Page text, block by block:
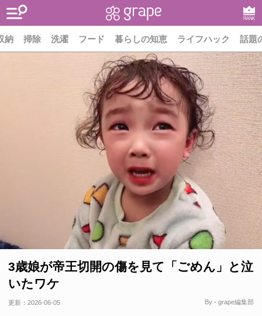
RANK
納 掃除 洗濯 フード 暮らしの知恵 ライフハック 話題
3歳娘が帝王切開の傷を見て「ごめん」と泣
いたワケ
更新： 2026-06-05 By - grape編集部